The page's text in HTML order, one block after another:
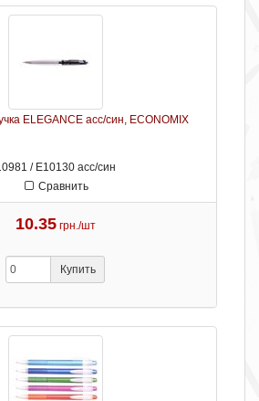
ELEGANCE асс/син, ECONOMIX
/ Е10130 асс/син
Сравнить
10.35 грн./шт
Купить